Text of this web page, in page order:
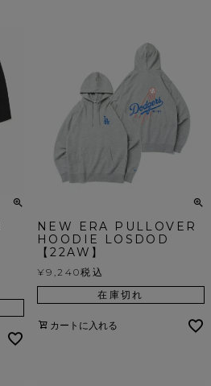
NEW ERA PULLOVER
HOODIE LOSDOD
【22AW】
¥9,240税込
在庫切れ
カートに入れる